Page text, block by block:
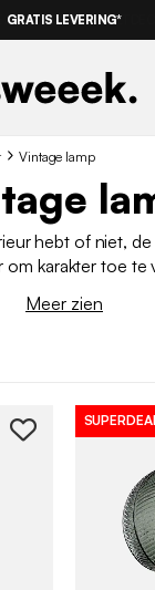
GRATIS LEVERING*
Vintage lamp
hebt of niet, de
om karakter toe te
modellen van
Meer zien